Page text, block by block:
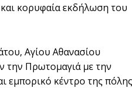
κορυφαία εκδήλωση του
Αγίου Αθανασίου
την Πρωτομαγιά με την
εμπορικό κέντρο της